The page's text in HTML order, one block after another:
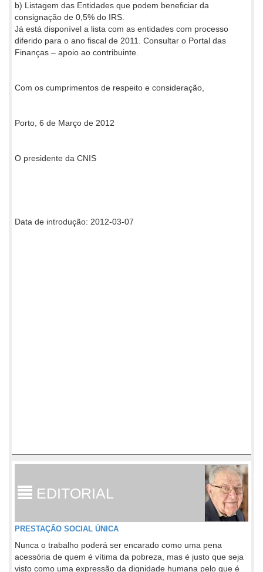
b) Listagem das Entidades que podem beneficiar da
consignação de 0,5% do IRS.
Já está disponível a lista com as entidades com processo
diferido para o ano fiscal de 2011. Consultar o Portal das
Finanças – apoio ao contribuinte.
Com os cumprimentos de respeito e consideração,
Porto, 6 de Março de 2012
O presidente da CNIS
Data de introdução: 2012-03-07
EDITORIAL
PRESTAÇÃO SOCIAL ÚNICA
Nunca o trabalho poderá ser encarado como uma pena
acessória de quem é vítima da pobreza, mas é justo que seja
visto como uma expressão da dignidade humana pelo que é